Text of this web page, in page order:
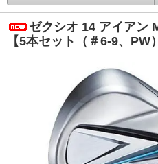
ゼクシオ 14 アイアン
【5本セット（＃6-9、PW